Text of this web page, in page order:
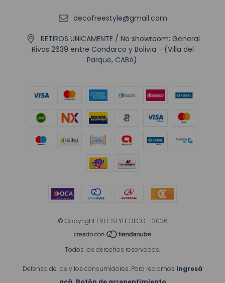
decofreestyle@gmail.com
RETIROS UNICAMENTE / No showroom: General
Rivas 2639 entre Condarco y Bolivia - (Villa del
Parque, CABA).
© Copyright FREE STYLE DECO - 2026
Todos los derechos reservados.
Defensa de las y los consumidores. Para reclamos ingresá